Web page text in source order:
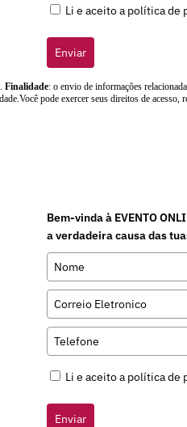
Li e aceito a política de
Enviar
Finalidade: o envio de informações
pode exercer seus direitos de
Bem-vinda à EVENTO
a verdadeira causa das
Li e aceito a política de
Enviar